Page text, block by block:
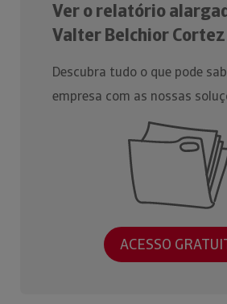
Ver o relatório
Valter Belchior
Descubra tudo o que pode
empresa com as nossas
ACESSO